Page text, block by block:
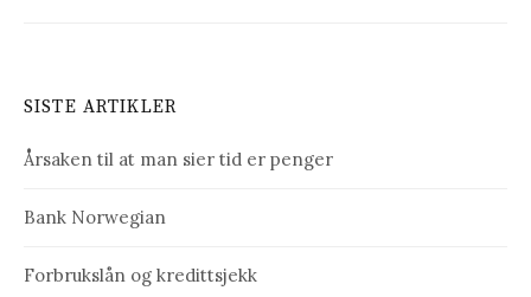
SISTE ARTIKLER
Årsaken til at man sier tid er penger
Bank Norwegian
Forbrukslån og kredittsjekk